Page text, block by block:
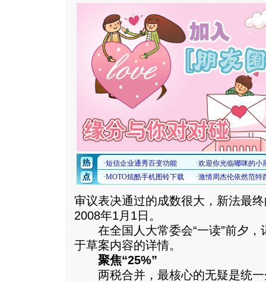
审议表决通过的成数很大，新法最
2008年1月1日。
在全国人大常委会“一读”前夕，
于草案内容的详情。
聚焦“25%”
两税合并，最核心的无疑是统一